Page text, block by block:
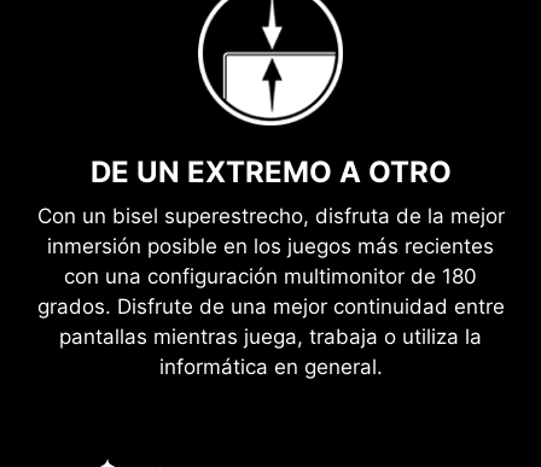
DE UN EXTREMO A OTRO
Con un bisel superestrecho, disfruta de la mejor
inmersión posible en los juegos más recientes
con una configuración multimonitor de 180
grados. Disfrute de una mejor continuidad entre
pantallas mientras juega, trabaja o utiliza la
informática en general.